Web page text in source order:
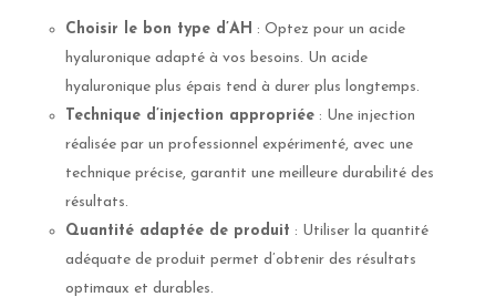
Choisir le bon type d’AH : Optez pour un acide
hyaluronique adapté à vos besoins. Un acide
hyaluronique plus épais tend à durer plus longtemps.
Technique d’injection appropriée: Une injection
réalisée par un professionnel expérimenté, avec une
technique précise, garantit une meilleure durabilité des
résultats.
Quantité adaptée de produit : Utiliser la quantité
adéquate de produit permet d’obtenir des résultats
optimaux et durables.